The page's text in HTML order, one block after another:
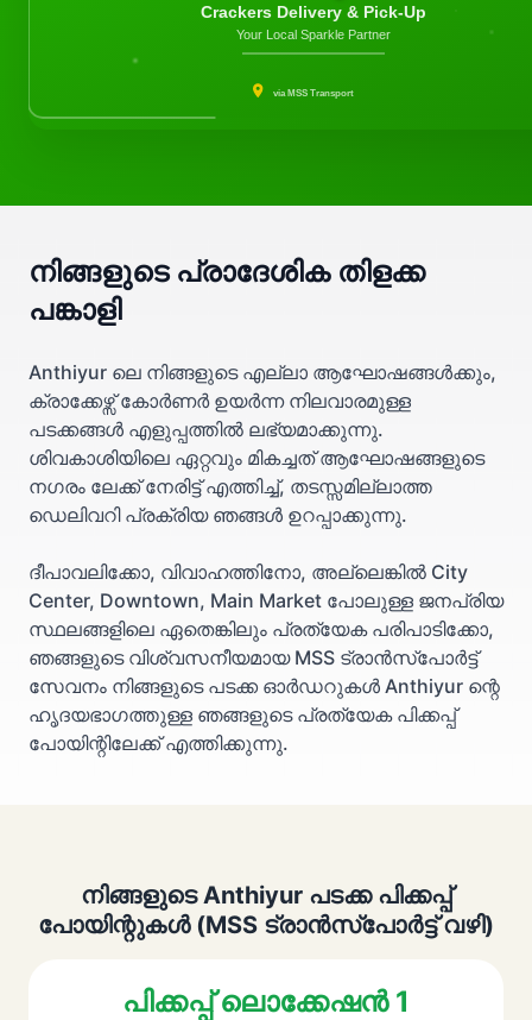
Crackers Delivery & Pick-Up
Your Local Sparkle Partner
via MSS Transport
നിങ്ങളുടെ പ്രാദേശിക തിളക്ക
പങ്കാളി
Anthiyur ലെ നിങ്ങളുടെ എല്ലാ ആഘോഷങ്ങൾക്കും,
ക്രാക്കേഴ്സ് കോർണർ ഉയർന്ന നിലവാരമുള്ള
പടക്കങ്ങൾ എളുപ്പത്തിൽ ലഭ്യമാക്കുന്നു.
ശിവകാശിയിലെ ഏറ്റവും മികച്ചത് ആഘോഷങ്ങളുടെ
നഗരം ലേക്ക് നേരിട്ട് എത്തിച്ച്, തടസ്സമില്ലാത്ത
ഡെലിവറി പ്രക്രിയ ഞങ്ങൾ ഉറപ്പാക്കുന്നു.
ദീപാവലിക്കോ, വിവാഹത്തിനോ, അല്ലെങ്കിൽ City
Center, Downtown, Main Market പോലുള്ള ജനപ്രിയ
സ്ഥലങ്ങളിലെ ഏതെങ്കിലും പ്രത്യേക പരിപാടിക്കോ,
ഞങ്ങളുടെ വിശ്വസനീയമായ MSS ട്രാൻസ്പോർട്ട്
സേവനം നിങ്ങളുടെ പടക്ക ഓർഡറുകൾ Anthiyur ന്റെ
ഹൃദയഭാഗത്തുള്ള ഞങ്ങളുടെ പ്രത്യേക പിക്കപ്പ്
പോയിന്റിലേക്ക് എത്തിക്കുന്നു.
നിങ്ങളുടെ Anthiyur പടക്ക പിക്കപ്പ്
പോയിന്റുകൾ (MSS ട്രാൻസ്പോർട്ട് വഴി)
പിക്കപ്പ് ലൊക്കേഷൻ 1